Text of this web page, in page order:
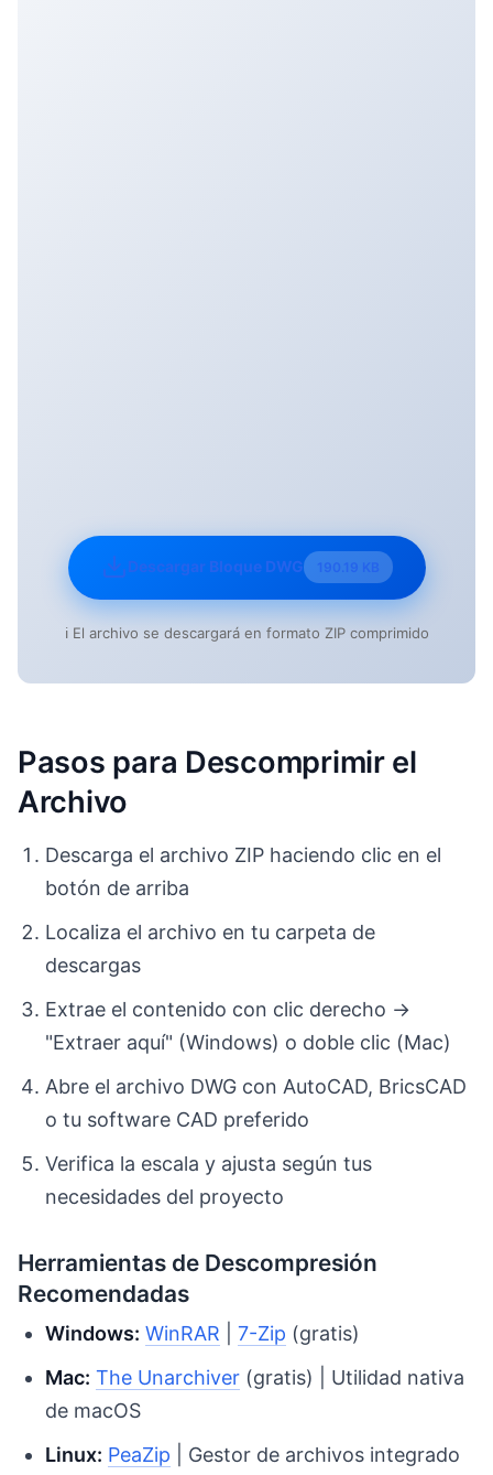
Descargar Bloque DWG 190.19 KB
ℹ️ El archivo se descargará en formato ZIP comprimido
Pasos para Descomprimir el
Archivo
Descarga el archivo ZIP haciendo clic en el
botón de arriba
Localiza el archivo en tu carpeta de
descargas
Extrae el contenido con clic derecho →
"Extraer aquí" (Windows) o doble clic (Mac)
Abre el archivo DWG con AutoCAD, BricsCAD
o tu software CAD preferido
Verifica la escala y ajusta según tus
necesidades del proyecto
Herramientas de Descompresión
Recomendadas
Windows: WinRAR |7-Zip (gratis)
Mac: The Unarchiver (gratis) | Utilidad nativa
de macOS
Linux: PeaZip | Gestor de archivos integrado